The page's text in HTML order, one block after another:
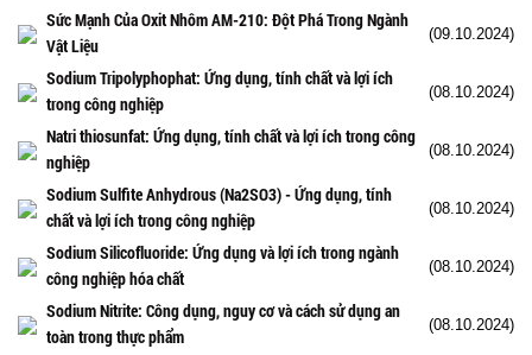
Sức Mạnh Của Oxit Nhôm AM-210: Đột Phá Trong Ngành
Vật Liệu
(09.10.2024)
Sodium Tripolyphophat: Ứng dụng, tính chất và lợi ích
trong công nghiệp
(08.10.2024)
Natri thiosunfat: Ứng dụng, tính chất và lợi ích trong công
nghiệp
(08.10.2024)
Sodium Sulfite Anhydrous (Na2SO3) - Ứng dụng, tính
chất và lợi ích trong công nghiệp
(08.10.2024)
Sodium Silicofluoride: Ứng dụng và lợi ích trong ngành
công nghiệp hóa chất
(08.10.2024)
Sodium Nitrite: Công dụng, nguy cơ và cách sử dụng an
toàn trong thực phẩm
(08.10.2024)